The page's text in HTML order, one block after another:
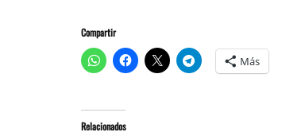
Compartir
Más
Relacionados